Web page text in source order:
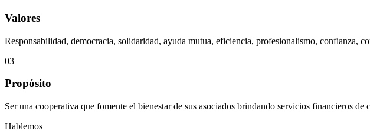
Valores
Responsabilidad, democracia, solidaridad, ayuda mutua, eficiencia, profesionalismo, confianza,
03
Propósito
Ser una cooperativa que fomente el bienestar de sus asociados brindando servicios financieros
Hablemos